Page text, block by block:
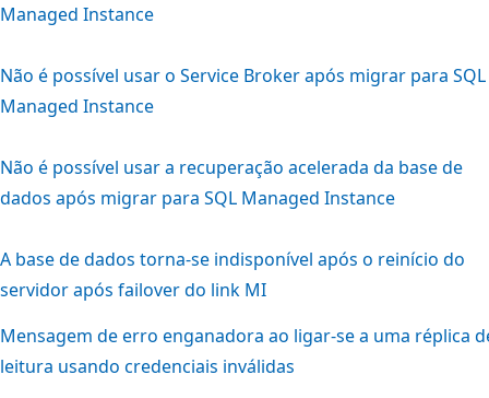
Managed Instance
Não é possível usar o Service Broker após migrar para SQL
Managed Instance
Não é possível usar a recuperação acelerada da base de
dados após migrar para SQL Managed Instance
A base de dados torna-se indisponível após o reinício do
servidor após failover do link MI
Mensagem de erro enganadora ao ligar-se a uma réplica
leitura usando credenciais inválidas